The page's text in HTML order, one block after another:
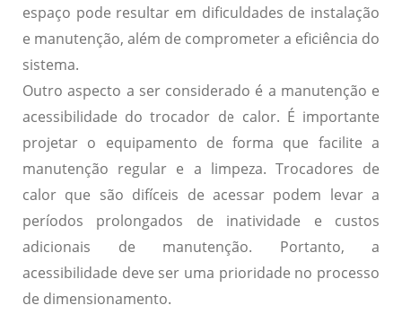
espaço pode resultar em dificuldades de instalação
e manutenção, além de comprometer a eficiência do
sistema.
Outro aspecto a ser considerado é a manutenção e
acessibilidade do trocador de calor. É importante
projetar o equipamento de forma que facilite a
manutenção regular e a limpeza. Trocadores de
calor que são difíceis de acessar podem levar a
períodos prolongados de inatividade e custos
adicionais de manutenção. Portanto, a
acessibilidade deve ser uma prioridade no processo
de dimensionamento.